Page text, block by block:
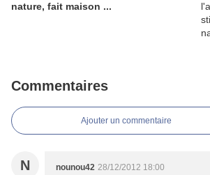
nature, fait maison ...
Commentaires
Ajouter un commentaire
N nounou42 28/12/2012 18:00